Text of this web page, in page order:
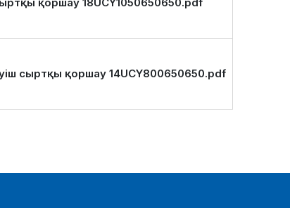
сыртқы қоршау 14UCY800650650.pdf